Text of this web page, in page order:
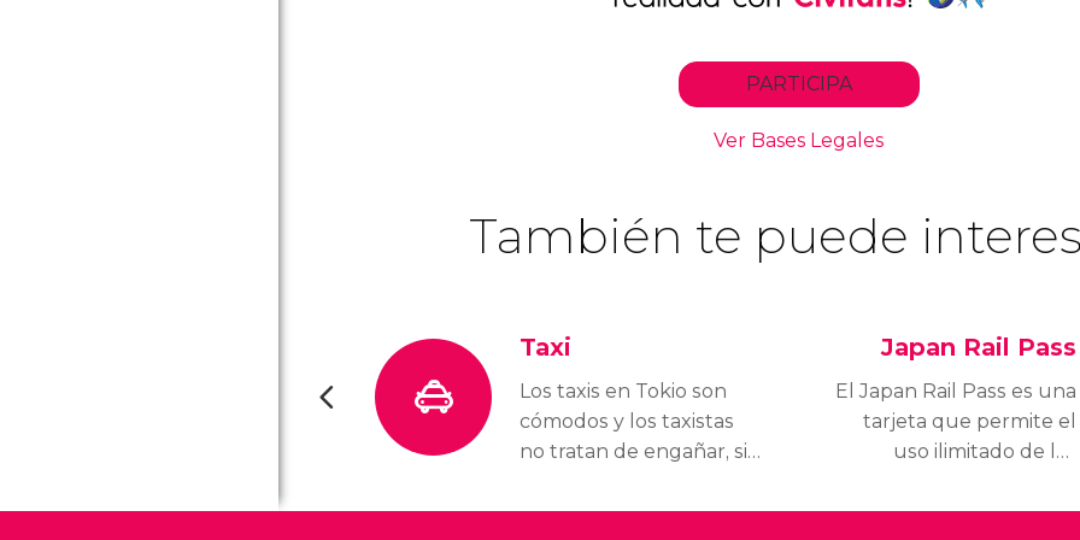
También te puede
Taxi
Los taxis en Tokio son
cómodos y los taxistas
no tratan de engañar, sin
transporte tiene dos
Japan Rail Pass
El Japan Rail Pass es una
tarjeta que permite el
uso ilimitado de las
largo y ancho de Japón.